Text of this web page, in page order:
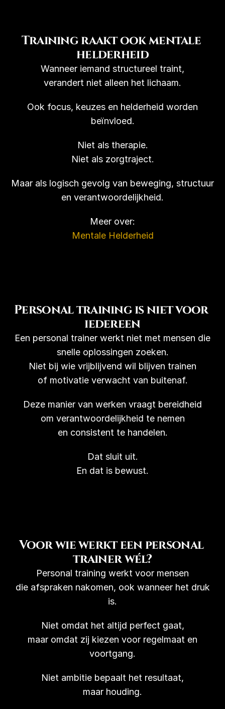
Training raakt ook mentale
helderheid
Wanneer iemand structureel traint,
verandert niet alleen het lichaam.
Ook focus, keuzes en helderheid worden
beïnvloed.
Niet als therapie.
Niet als zorgtraject.
Maar als logisch gevolg van beweging, structuur
en verantwoordelijkheid.
Meer over:
Mentale Helderheid
Personal training is niet voor
iedereen
Een personal trainer werkt niet met mensen die
snelle oplossingen zoeken.
Niet bij wie vrijblijvend wil blijven trainen
of motivatie verwacht van buitenaf.
Deze manier van werken vraagt bereidheid
om verantwoordelijkheid te nemen
en consistent te handelen.
Dat sluit uit.
En dat is bewust.
Voor wie werkt een personal
trainer wél?
Personal training werkt voor mensen
die afspraken nakomen, ook wanneer het druk
is.
Niet omdat het altijd perfect gaat,
maar omdat zij kiezen voor regelmaat en
voortgang.
Niet ambitie bepaalt het resultaat,
maar houding.